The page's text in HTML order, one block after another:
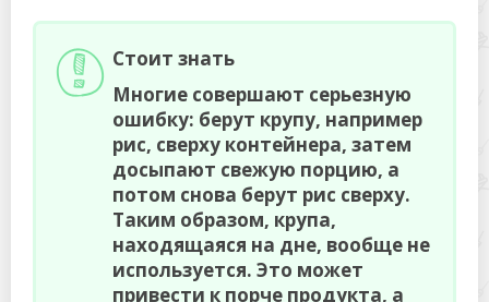
Стоит знать
Многие совершают серьезную
ошибку: берут крупу, например
рис, сверху контейнера, затем
досыпают свежую порцию, а
потом снова берут рис сверху.
Таким образом, крупа,
находящаяся на дне, вообще не
используется. Это может
привести к порче продукта, а